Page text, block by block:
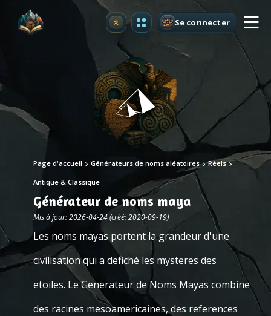
Premium Se connecter
Page d'accueil Générateurs de noms aléatoires Réels
Antique & Classique
Générateur de noms maya
Mis à jour: 2026-04-24 (créé: 2020-09-19)
Les noms mayas portent la grandeur d'une
civilisation qui a defiché les mysteres des
etoiles. Le Generateur de Noms Mayas combine
des racines mesoamericaines, des references